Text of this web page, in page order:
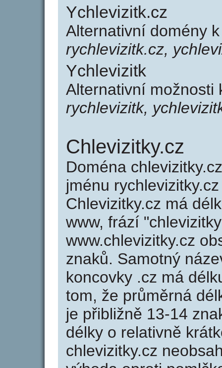
Ychlevizitk.cz
Alternativní domény
rychlevizitk.cz,
Ychlevizitk
Alternativní možnosti
rychlevizitk,
Chlevizitky.cz
Doména
jménu
Chlevizitky.cz má
www, frází
www.chlevizitky.cz
znaků. Samotný
koncovky .cz má
tom, že průměrná
je přibližně 13-14
délky o relativně
chlevizitky.cz